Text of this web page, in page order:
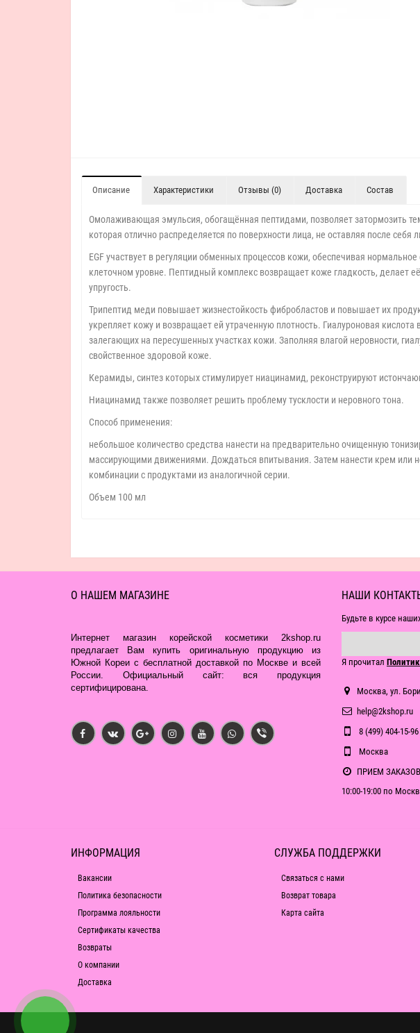
Описание Характеристики Отзывы (0) Доставка Состав
Омолаживающая эмульсия, обогащённая пептидами, позволяет затормозить
которая отлично распределяется по поверхности лица, не оставляя после
EGF участвует в регуляции обменных процессов кожи, обеспечивая
клеточном уровне. Пептидный комплекс возвращает коже гладкость, делает
упругость.
Трипептид меди повышает жизнестойкость фибробластов и повышает их
укрепляет кожу и возвращает ей утраченную плотность. Гиалуроновая
залегающих на пересушенных участках кожи. Заполняя влагой неровности,
свойственное здоровой коже.
Керамиды, синтез которых стимулирует ниацинамид, реконструируют
Ниацинамид также позволяет решить проблему тусклости и неровного тона.
Способ применения:
небольшое количество средства нанести на предварительно очищенную
массирующими движениями. Дождаться впитывания. Затем нанести крем или
комбинации с продуктами из аналогичной серии.
Объем 100 мл
О НАШЕМ МАГАЗИНЕ
Интернет магазин корейской косметики 2kshop.ru
предлагает Вам купить оригинальную продукцию из
Южной Кореи с бесплатной доставкой по Москве и всей
России. Официальный сайт: вся продукция
сертифицирована.
НАШИ
Будьте в курсе
Я прочитал
Москва, ул.
help@2kshop.ru
8 (499) 404-15-96
Москва
ПРИЕМ
10:00-19:00 по
ИНФОРМАЦИЯ
Вакансии
Политика безопасности
Программа лояльности
Сертификаты качества
Возвраты
О компании
Доставка
СЛУЖБА ПОДДЕРЖКИ
Связаться с нами
Возврат товара
Карта сайта